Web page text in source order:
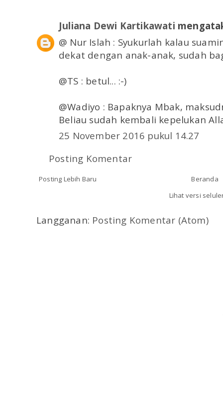
Juliana Dewi Kartikawati
@ Nur Islah : Syukurlah kalau
dekat dengan anak-anak, sudah
@TS : betul... :-)
@Wadiyo : Bapaknya Mbak,
Beliau sudah kembali kepelukan
25 November 2016 pukul 14.27
Posting Komentar
Posting Lebih Baru
Beranda
Lihat versi
Langganan: Posting Komentar (Atom)